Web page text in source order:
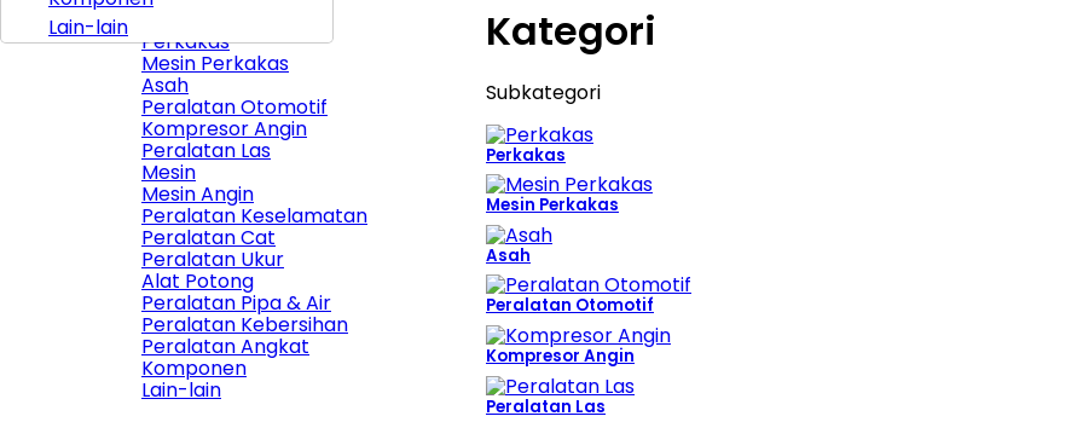
Lain-lain
Perkakas
Mesin Perkakas
Asah
Peralatan Otomotif
Kompresor Angin
Peralatan Las
Mesin
Mesin Angin
Peralatan Keselamatan
Peralatan Cat
Peralatan Ukur
Alat Potong
Peralatan Pipa & Air
Peralatan Kebersihan
Peralatan Angkat
Komponen
Lain-lain
Kategori
Subkategori
Perkakas
Mesin Perkakas
Asah
Peralatan Otomotif
Kompresor Angin
Peralatan Las